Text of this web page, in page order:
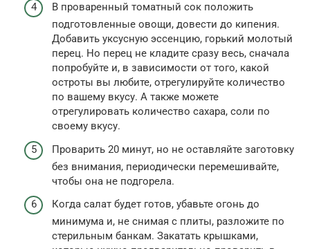
В проваренный томатный сок положить
подготовленные овощи, довести до кипения.
Добавить уксусную эссенцию, горький молотый
перец. Но перец не кладите сразу весь, сначала
попробуйте и, в зависимости от того, какой
остроты вы любите, отрегулируйте количество
по вашему вкусу. А также можете
отрегулировать количество сахара, соли по
своему вкусу.
Проварить 20 минут, но не оставляйте заготовку
без внимания, периодически перемешивайте,
чтобы она не подгорела.
Когда салат будет готов, убавьте огонь до
минимума и, не снимая с плиты, разложите по
стерильным банкам. Закатать крышками,